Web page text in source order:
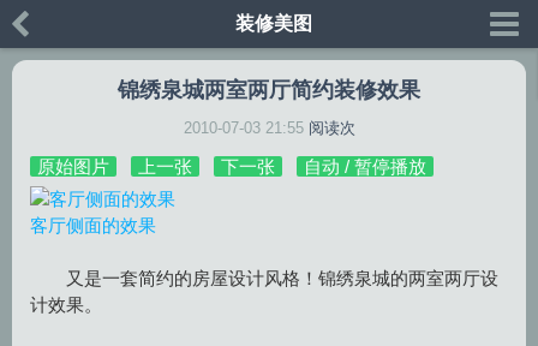
装修美图
锦绣泉城两室两厅简约装修效果
2010-07-03 21:55 阅读次
原始图片 上一张 下一张 自动 / 暂停播放
客厅侧面的效果
又是一套简约的房屋设计风格！锦绣泉城的两室两厅设
计效果。